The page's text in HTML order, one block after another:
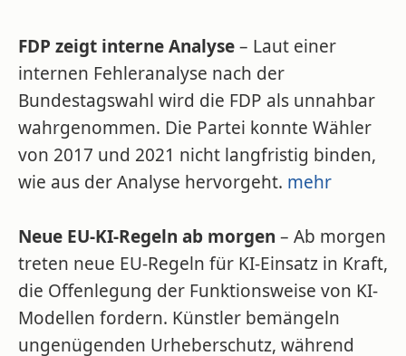
FDP zeigt interne Analyse– Laut einer
internen Fehleranalyse nach der
Bundestagswahl wird die FDP als unnahbar
wahrgenommen. Die Partei konnte Wähler
von 2017 und 2021 nicht langfristig binden,
wie aus der Analyse hervorgeht. mehr
Neue EU-KI-Regeln ab morgen – Ab morgen
treten neue EU-Regeln für KI-Einsatz in Kraft,
die Offenlegung der Funktionsweise von KI-
Modellen fordern. Künstler bemängeln
ungenügenden Urheberschutz, während